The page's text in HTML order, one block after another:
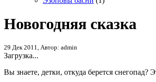
Новогодняя сказка
29 Дек 2011, Автор: admin
Загрузка...
Вы знаете, детки, откуда берется